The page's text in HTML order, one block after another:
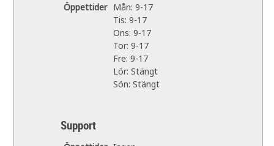
Öppettider Mån: 9-17
Tis: 9-17
Ons: 9-17
Tor: 9-17
Fre: 9-17
Lör: Stängt
Sön: Stängt
Support